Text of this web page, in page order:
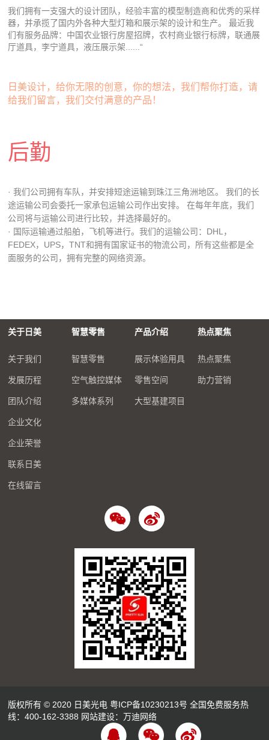
我们拥有一支强大的设计团队，经验丰富的模型制造商和优秀的采样
器，并承揽了国内外各种大型灯箱和展示架的设计和生产。 最近我
们有服务品牌：中国农业银行房屋招牌，农村商业银行标牌，联通展
厅道具，李宁道具，液压展示架......“
日美设计，给你无限的创意，你的想法，我们帮你打造，请
给我们留言，我们交付满意的产品！
后勤
· 我们公司拥有车队，并安排短途运输到珠江三角洲地区。 我们的长
途运输公司会委托一家承包运输公司作出安排。 在每年年底，我们
公司将与运输公司进行比较，并选择最好的。
· 国际运输通过船舶，飞机等进行。我们的运输公司：DHL，
FEDEX，UPS，TNT和拥有国家证书的物流公司，所有这些都是全
面服务的公司，拥有完整的网络资源。
关于日美
关于我们
发展历程
团队介绍
企业文化
企业荣誉
联系日美
在线留言
智慧零售
智慧零售
空气触控媒体
多媒体系列
产品介绍
展示体验用具
零售空间
大型基建项目
热点聚焦
热点聚焦
助力营销
版权所有 © 2020 日美光电粤ICP备10230213号 全国免费服务热
线：400-162-3388 网站建设：万迪网络